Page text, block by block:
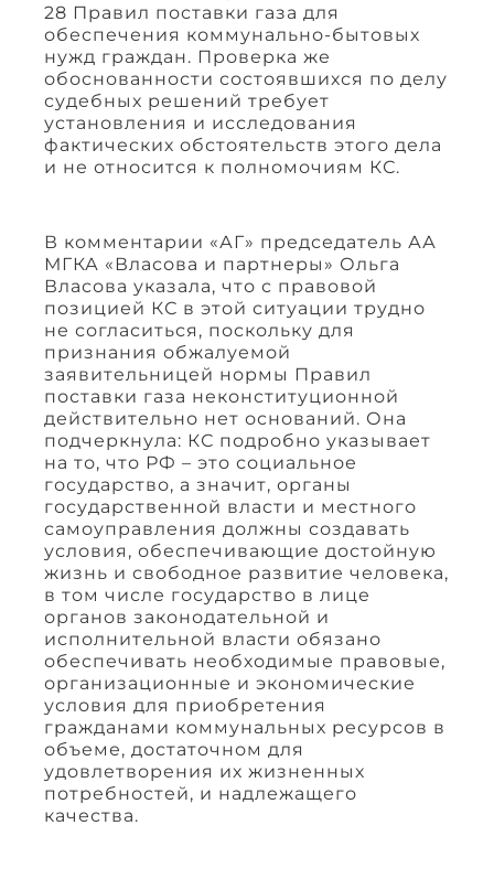
28 Правил поставки газа для
обеспечения коммунально-бытовых
нужд граждан. Проверка же
обоснованности состоявшихся по делу
судебных решений требует
установления и исследования
фактических обстоятельств этого дела
и не относится к полномочиям КС.
В комментарии «АГ» председатель АА
МГКА «Власова и партнеры» Ольга
Власова указала, что с правовой
позицией КС в этой ситуации трудно
не согласиться, поскольку для
признания обжалуемой
заявительницей нормы Правил
поставки газа неконституционной
действительно нет оснований. Она
подчеркнула: КС подробно указывает
на то, что РФ – это социальное
государство, а значит, органы
государственной власти и местного
самоуправления должны создавать
условия, обеспечивающие достойную
жизнь и свободное развитие человека,
в том числе государство в лице
органов законодательной и
исполнительной власти обязано
обеспечивать необходимые правовые,
организационные и экономические
условия для приобретения
гражданами коммунальных ресурсов в
объеме, достаточном для
удовлетворения их жизненных
потребностей, и надлежащего
качества.